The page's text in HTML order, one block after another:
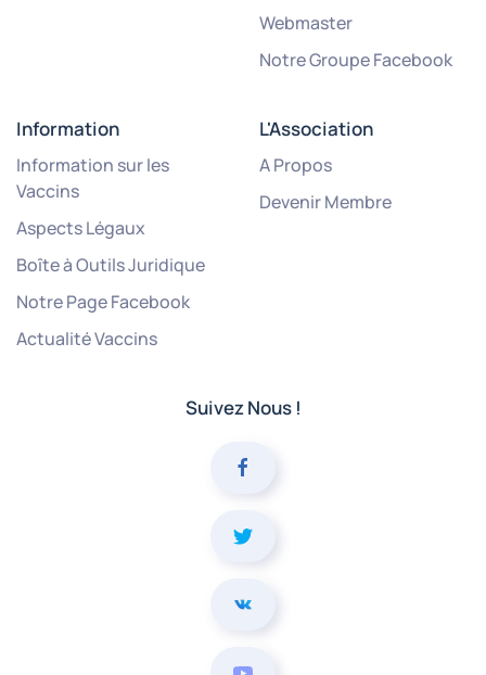
Webmaster
Notre Groupe Facebook
Information
Information sur les
Vaccins
Aspects Légaux
Boîte à Outils Juridique
Notre Page Facebook
Actualité Vaccins
L'Association
A Propos
Devenir Membre
Suivez Nous !